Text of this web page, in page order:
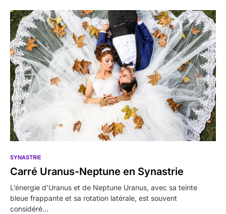
SYNASTRIE
Carré Uranus-Neptune en Synastrie
L’énergie d’Uranus et de Neptune Uranus, avec sa teinte
bleue frappante et sa rotation latérale, est souvent
considéré…